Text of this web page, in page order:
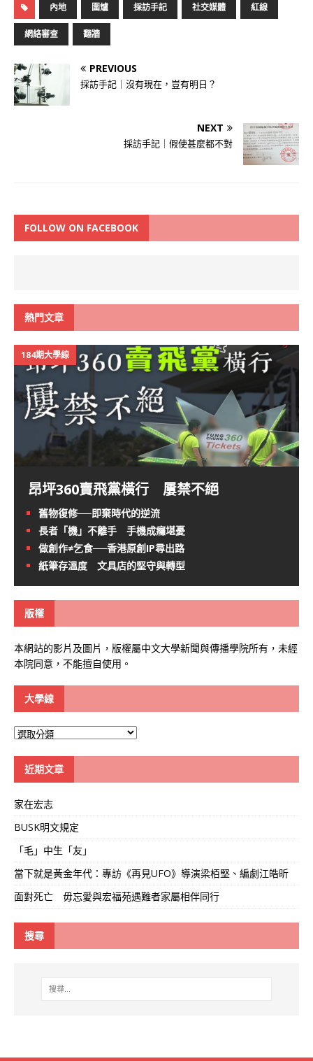
內地 圍爐 採訪手記 社交媒體 紅線
網絡審查 翻牆
PREVIOUS
採訪手記｜沒有現在，豈有明日？
NEXT
採訪手記｜假使甚麼都不對
FOLLOW ON FACEBOOK
熱門文章
184期大學線
昂坪360賣飛黨橫行 屢禁不絕
舊物復修──即棄時代的逆流
長者「機」不離手 手機成癮堪憂
做創作≠乞食──香港原創IP尋出路
紙筆存溫度 文具店的堅守與轉型
版權
本網站的影片及圖片，版權屬中文大學新聞與傳播學院所有，未經
本院同意，不能擅自使用。
大學線
大
近期文章
家在宏志
BUSK明文規定
「毛」中生「友」
當下就是黃金年代：專訪《再見UFO》導演梁栢堅、編劇江皓昕
面對死亡 毋忘愛與宏福苑遇難者家屬相伴同行
搜尋